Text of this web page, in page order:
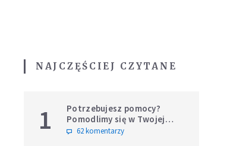
NAJCZĘŚCIEJ CZYTANE
1
Potrzebujesz pomocy?
Pomodlimy się w Twojej
intencji
62 komentarzy